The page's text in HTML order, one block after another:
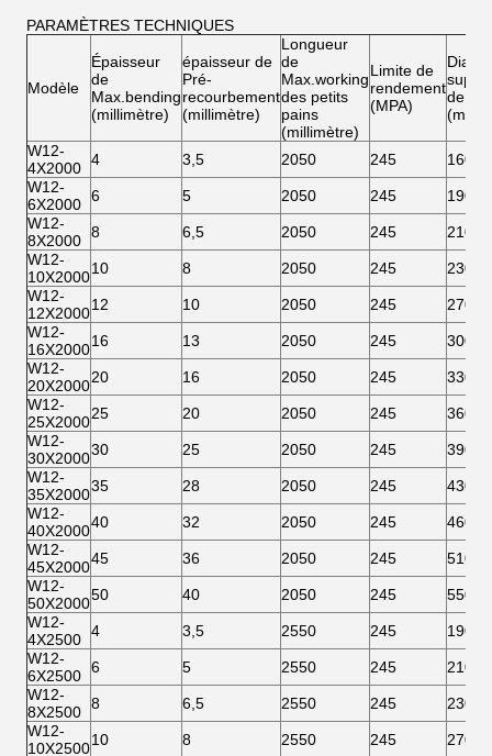
PARAMÈTRES TECHNIQUES
Modèle
Épaisseur
de
Max.bending
(millimètre)
épaisseur de
Pré-
recourbement
(millimètre)
Longueur
de
Max.working
des petits
pains
(millimètre)
Limite de
rendement
(MPA)
de
W12-
4X2000 4 3,5 2050 245
160
W12-
6X2000 6 5 2050 245
190
W12-
8X2000 8 6,5 2050 245
210
W12-
10X200010 8 2050 245
230
W12-
12X200012 10 2050 245
270
W12-
16X200016 13 2050 245
300
W12-
20X200020 16 2050 245
330
W12-
25X200025 20 2050 245
360
W12-
30X200030 25 2050 245
390
W12-
35X200035 28 2050 245
430
W12-
40X200040 32 2050 245
460
W12-
45X200045 36 2050 245
510
W12-
50X200050 40 2050 245
550
W12-
4X2500 4 3,5 2550 245
190
W12-
6X2500 6 5 2550 245
210
W12-
8X2500 8 6,5 2550 245
230
W12-
10X250010 8 2550 245 270